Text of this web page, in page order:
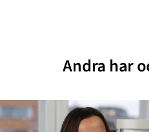
Andra har